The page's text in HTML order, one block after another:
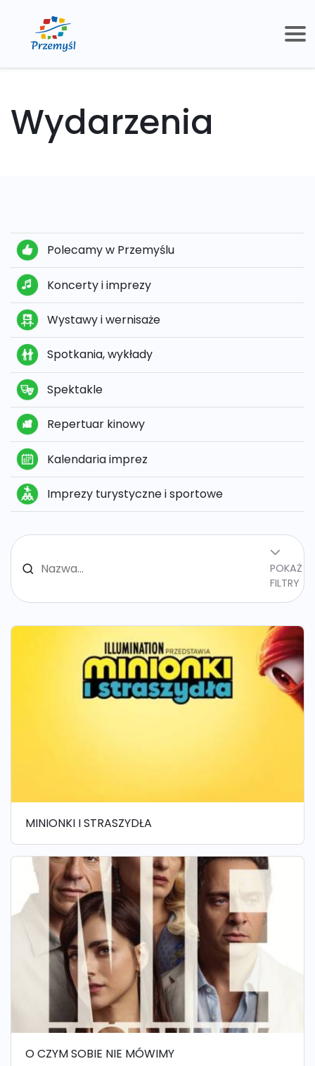
Wydarzenia
POKAŻ
FILTRY
MINIONKI I STRASZYDŁA
O CZYM SOBIE NIE MÓWIMY
Polecamy w Przemyślu
Koncerty i imprezy
Wystawy i wernisaże
Spotkania, wykłady
Spektakle
Repertuar kinowy
Kalendaria imprez
Imprezy turystyczne i sportowe